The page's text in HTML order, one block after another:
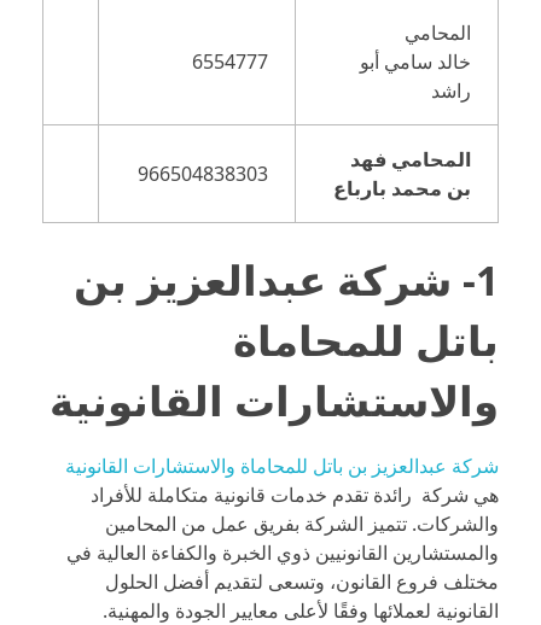
المحامي
خالد سامي أبو
راشد
6554777
المحامي فهد
بن محمد بارباع
966504838303
1- شركة عبدالعزيز بن
باتل للمحاماة
والاستشارات القانونية
شركة عبدالعزيز بن باتل للمحاماة والاستشارات القانونية
هي شركة رائدة تقدم خدمات قانونية متكاملة للأفراد
والشركات. تتميز الشركة بفريق عمل من المحامين
والمستشارين القانونيين ذوي الخبرة والكفاءة العالية في
مختلف فروع القانون، وتسعى لتقديم أفضل الحلول
القانونية لعملائها وفقًا لأعلى معايير الجودة والمهنية.